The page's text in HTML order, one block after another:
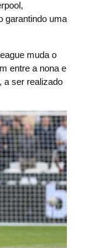
garantindo uma
muda o
entre a nona e
a ser realizado